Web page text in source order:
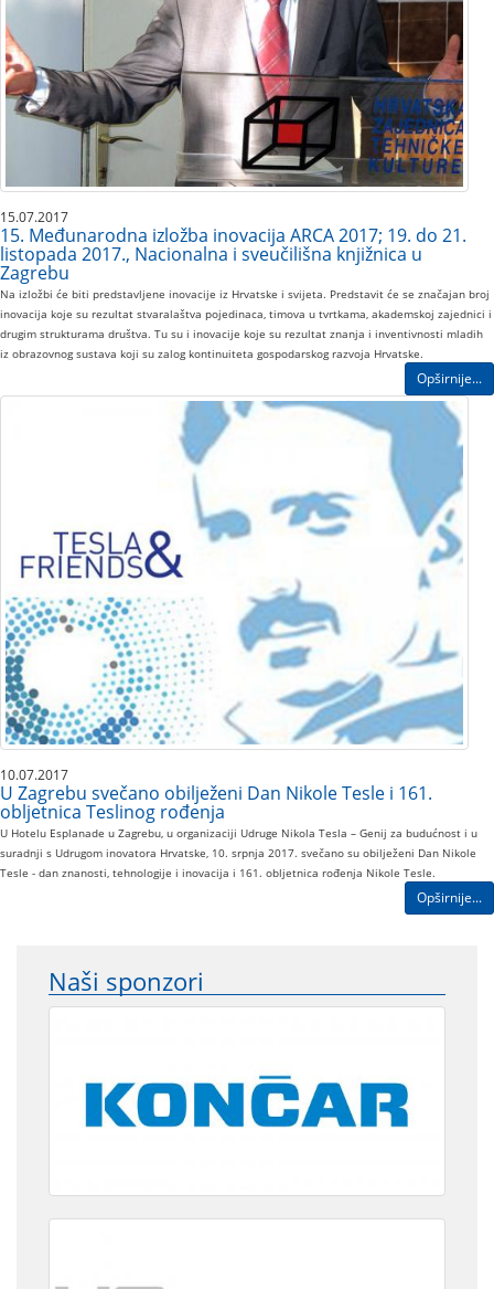
15.07.2017
15. Međunarodna izložba inovacija ARCA 2017; 19. do 21.
listopada 2017., Nacionalna i sveučilišna knjižnica u
Zagrebu
Na izložbi će biti predstavljene inovacije iz Hrvatske i svijeta. Predstavit će se značajan broj
inovacija koje su rezultat stvaralaštva pojedinaca, timova u tvrtkama, akademskoj zajednici i
drugim strukturama društva. Tu su i inovacije koje su rezultat znanja i inventivnosti mladih
iz obrazovnog sustava koji su zalog kontinuiteta gospodarskog razvoja Hrvatske.
Opširnije...
10.07.2017
U Zagrebu svečano obilježeni Dan Nikole Tesle i 161.
obljetnica Teslinog rođenja
U Hotelu Esplanade u Zagrebu, u organizaciji Udruge Nikola Tesla – Genij za budućnost i u
suradnji s Udrugom inovatora Hrvatske, 10. srpnja 2017. svečano su obilježeni Dan Nikole
Tesle - dan znanosti, tehnologije i inovacija i 161. obljetnica rođenja Nikole Tesle.
Opširnije...
Naši sponzori